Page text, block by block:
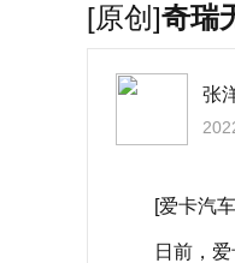
[原创]奇瑞
张
[爱卡汽车
日前，爱卡